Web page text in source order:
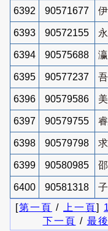
6392 90571677
6393 90572155
6394 90575688
6395 90577237
6396 90579586
6397 90579755
6398 90579798
6399 90580985
6400 90581318
[第一頁 / 上一頁]
下一頁 / 最